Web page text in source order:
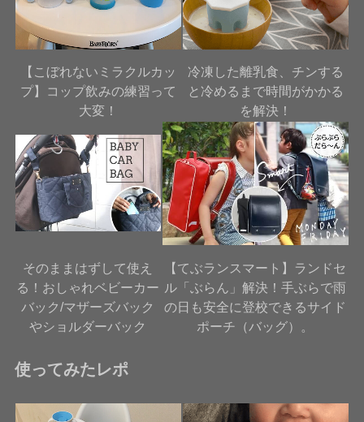
【こぼれないミラクルカッ
プ】コップ飲みの練習って
大変！
冷凍した離乳食、チンする
と冷めるまで時間がかかる
を解決！
そのままはずして使え
る！おしゃれベビーカー
バック/マザーズバック
やショルダーバック
【てぶランスマート】ランドセ
ル「ぶらん」解決！手ぶらで雨
の日も安全に登校できるサイド
ポーチ（バッグ）。
使ってみたレポ